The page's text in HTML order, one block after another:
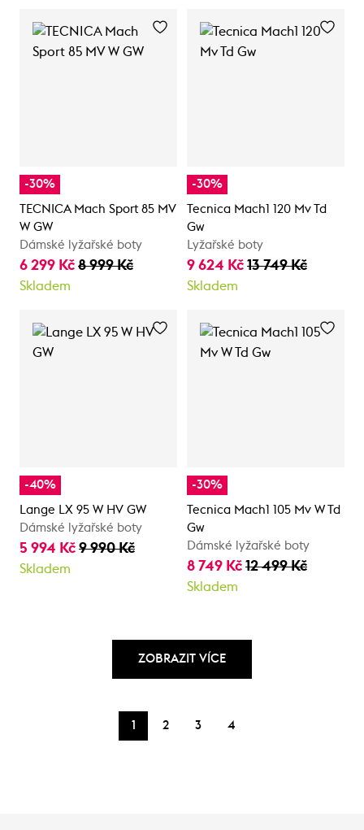
-30%
TECNICA Mach Sport 85 MV
W GW
Dámské lyžařské boty
6 299 Kč 8 999 Kč
Skladem
-30%
Tecnica Mach1 120 Mv Td
Gw
Lyžařské boty
9 624 Kč 13 749 Kč
Skladem
-40%
Lange LX 95 W HV GW
Dámské lyžařské boty
5 994 Kč 9 990 Kč
Skladem
-30%
Tecnica Mach1 105 Mv W Td
Gw
Dámské lyžařské boty
8 749 Kč 12 499 Kč
Skladem
ZOBRAZIT VÍCE
1 2 3 4